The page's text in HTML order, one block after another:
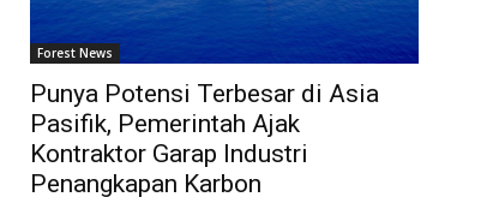
Forest News
Punya Potensi Terbesar di Asia
Pasifik, Pemerintah Ajak
Kontraktor Garap Industri
Penangkapan Karbon